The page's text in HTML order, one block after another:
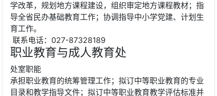
学改革，规划地方课程建设，组织审定地方课程教材；指
导全省民办基础教育工作；协调指导中小学党建、计划生
育工作。
联系电话：027-87328189
职业教育与成人教育处
处室职能
承担职业教育的统筹管理工作；拟订中等职业教育的专业
目录和教学指导文件；拟订中等职业教育教学评估标准并